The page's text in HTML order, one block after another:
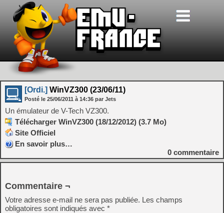
[Ordi.] WinVZ300 (23/06/11)
Posté le 25/06/2011 à 14:36 par Jets
Un émulateur de V-Tech VZ300.
Télécharger WinVZ300 (18/12/2012) (3.7 Mo)
Site Officiel
En savoir plus…
0 commentaire
Commentaire ¬
Votre adresse e-mail ne sera pas publiée. Les champs
obligatoires sont indiqués avec *